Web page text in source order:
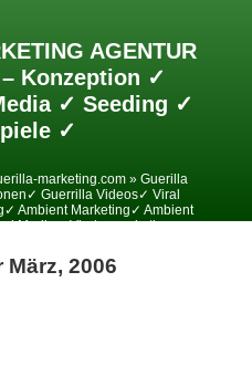
AGENTUR
Konzeption ✓
✓ Seeding ✓
✓
marketing.com » Guerilla
Guerrilla Videos✓ Viral
Ambient Marketing✓ Ambient
Media✓ Viralesmarketing✓
2006